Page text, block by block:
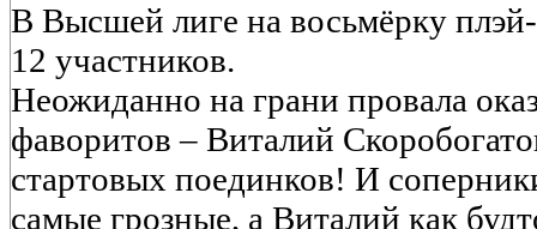
В Высшей лиге на восьмёрку
12 участников.
Неожиданно на грани провала
фаворитов – Виталий
стартовых поединков! И
самые грозные, а Виталий как